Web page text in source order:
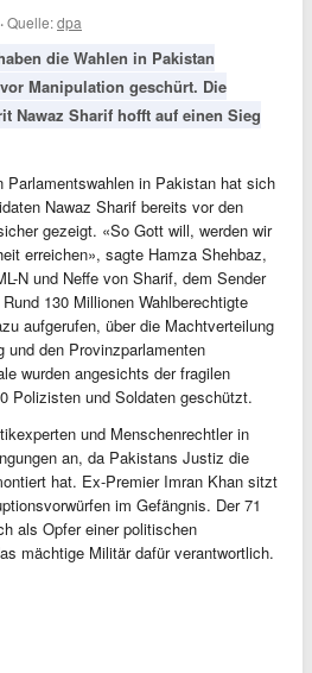
·Quelle:dpa
die Wahlen in Pakistan
Manipulation geschürt. Die
Nawaz Sharif hofft auf einen Sieg
Parlamentswahlen in Pakistan hat sich
Nawaz Sharif bereits vor den
gezeigt. «So Gott will, werden wir
erreichen», sagte Hamza Shehbaz,
N und Neffe von Sharif, dem Sender
130 Millionen Wahlberechtigte
aufgerufen, über die Machtverteilung
und den Provinzparlamenten
wurden angesichts der fragilen
Polizisten und Soldaten geschützt.
und Menschenrechtler in
an, da Pakistans Justiz die
hat. Ex-Premier Imran Khan sitzt
im Gefängnis. Der 71
als Opfer einer politischen
mächtige Militär dafür verantwortlich.